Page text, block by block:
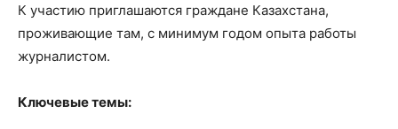
К участию приглашаются граждане Казахстана,
проживающие там, с минимум годом опыта работы
журналистом.
Ключевые темы: